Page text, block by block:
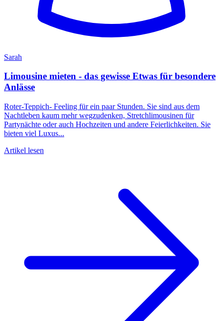
Sarah
Limousine mieten - das gewisse Etwas für besondere
Anlässe
Roter-Teppich- Feeling für ein paar Stunden. Sie sind aus dem
Nachtleben kaum mehr wegzudenken, Stretchlimousinen für
Partynächte oder auch Hochzeiten und andere Feierlichkeiten. Sie
bieten viel Luxus...
Artikel lesen